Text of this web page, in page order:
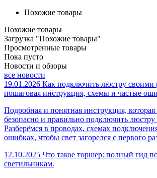
Похожие товары
Похожие товары
Загрузка "Похожие товары"
Просмотренные товары
Пока пусто
Новости и обзоры
все новости
19.01.2026 Как подключить люстру своими
пошаговая инструкция, схемы и частые
Подробная и понятная инструкция,
безопасно и правильно подключить
Разберёмся в проводах, схемах
ошибках, чтобы свет загорелся с первого
12.10.2025 Что такое торшер: полный гид
светильникам.